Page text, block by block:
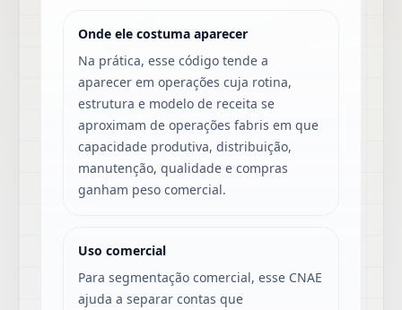
Onde ele costuma aparecer
Na prática, esse código tende a
aparecer em operações cuja rotina,
estrutura e modelo de receita se
aproximam de operações fabris em que
capacidade produtiva, distribuição,
manutenção, qualidade e compras
ganham peso comercial.
Uso comercial
Para segmentação comercial, esse CNAE
ajuda a separar contas que